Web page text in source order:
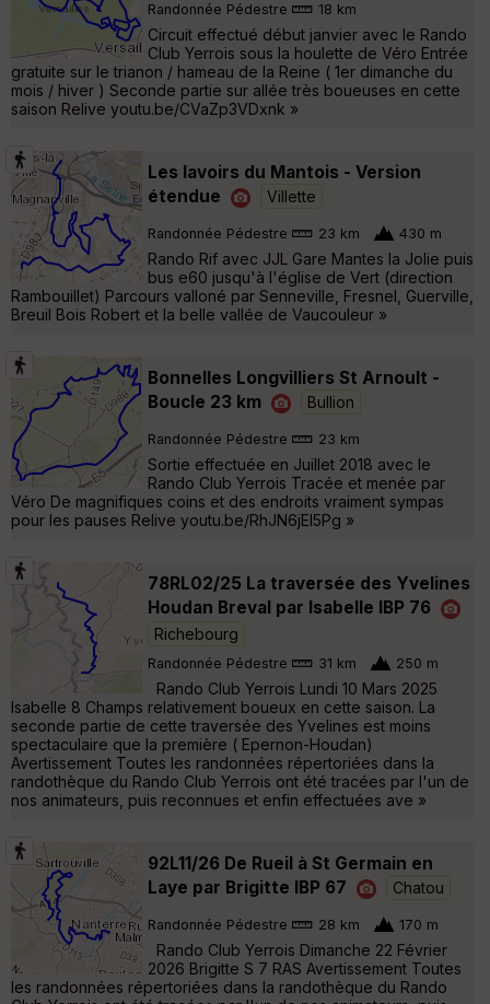
Randonnée Pédestre 18 km
Circuit effectué début janvier avec le Rando
Club Yerrois sous la houlette de Véro Entrée
gratuite sur le trianon / hameau de la Reine ( 1er dimanche du
mois / hiver ) Seconde partie sur allée très boueuses en cette
saison Relive youtu.be/CVaZp3VDxnk »
Les lavoirs du Mantois - Version
étendue
Villette
Randonnée Pédestre 23 km 430 m
Rando Rif avec JJL Gare Mantes la Jolie puis
bus e60 jusqu'à l'église de Vert (direction
Rambouillet) Parcours valloné par Senneville, Fresnel, Guerville,
Breuil Bois Robert et la belle vallée de Vaucouleur »
Bonnelles Longvilliers St Arnoult -
Boucle 23 km
Bullion
Randonnée Pédestre 23 km
Sortie effectuée en Juillet 2018 avec le
Rando Club Yerrois Tracée et menée par
Véro De magnifiques coins et des endroits vraiment sympas
pour les pauses Relive youtu.be/RhJN6jEI5Pg »
78RL02/25 La traversée des Yvelines
Houdan Breval par Isabelle IBP 76
Richebourg
Randonnée Pédestre 31 km 250 m
Rando Club Yerrois Lundi 10 Mars 2025
Isabelle 8 Champs relativement boueux en cette saison. La
seconde partie de cette traversée des Yvelines est moins
spectaculaire que la première ( Epernon-Houdan)
Avertissement Toutes les randonnées répertoriées dans la
randothèque du Rando Club Yerrois ont été tracées par l'un de
nos animateurs, puis reconnues et enfin effectuées ave »
92L11/26 De Rueil à St Germain en
Laye par Brigitte IBP 67
Chatou
Randonnée Pédestre 28 km 170 m
Rando Club Yerrois Dimanche 22 Février
2026 Brigitte S 7 RAS Avertissement Toutes
les randonnées répertoriées dans la randothèque du Rando